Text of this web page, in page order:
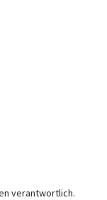
verantwortlich.